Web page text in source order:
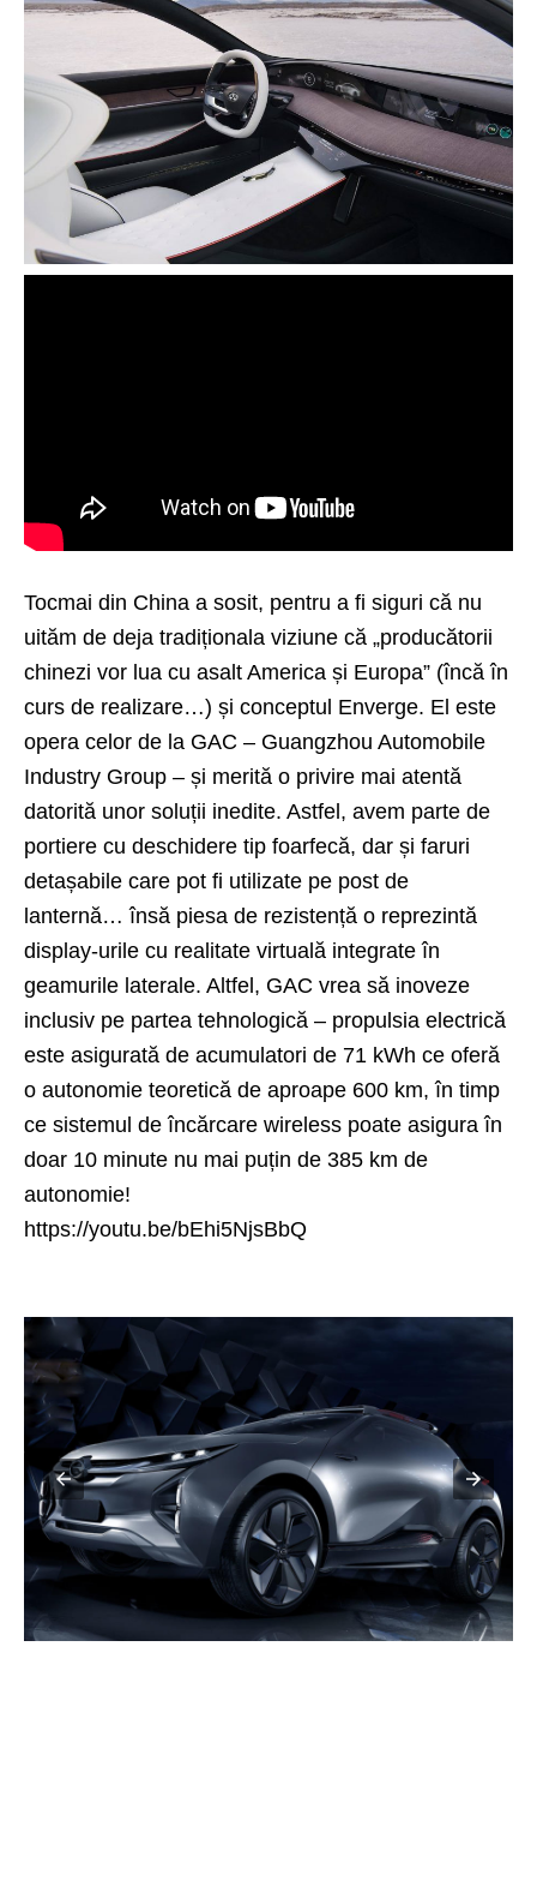
Tocmai din China a sosit, pentru a fi siguri că nu
uităm de deja tradiționala viziune că „producătorii
chinezi vor lua cu asalt America și Europa” (încă în
curs de realizare…) și conceptul Enverge. El este
opera celor de la GAC – Guangzhou Automobile
Industry Group – și merită o privire mai atentă
datorită unor soluții inedite. Astfel, avem parte de
portiere cu deschidere tip foarfecă, dar și faruri
detașabile care pot fi utilizate pe post de
lanternă… însă piesa de rezistență o reprezintă
display-urile cu realitate virtuală integrate în
geamurile laterale. Altfel, GAC vrea să inoveze
inclusiv pe partea tehnologică – propulsia electrică
este asigurată de acumulatori de 71 kWh ce oferă
o autonomie teoretică de aproape 600 km, în timp
ce sistemul de încărcare wireless poate asigura în
doar 10 minute nu mai puțin de 385 km de
autonomie!
https://youtu.be/bEhi5NjsBbQ